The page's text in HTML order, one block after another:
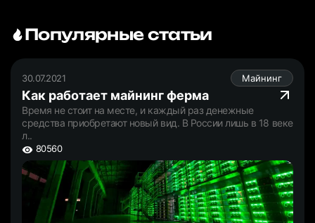
Популярные статьи
30.07.2021 Майнинг
Как работает майнинг ферма
Время не стоит на месте, и каждый раз денежные
средства приобретают новый вид. В России лишь в 18 веке
л..
80560